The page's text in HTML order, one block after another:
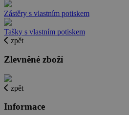
Zástěry s vlastním potiskem
Tašky s vlastním potiskem
zpět
Zlevněné zboží
zpět
Informace